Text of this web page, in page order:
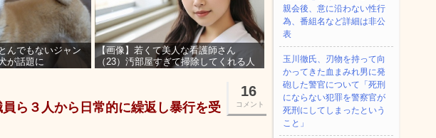
んでもないジャン
が話題に
【画像】若くて美人な看護師さん
（23）汚部屋すぎて掃除してくれる人
16
コメント
ら３人から日常的に繰返し暴行を受
親会後、意に沿わない性行
為、番組名など詳細は非公
表
玉川徹氏、刃物を持って向
かってきた血まみれ男に発
砲した警官について「死刑
にならない犯罪を警察官が
死刑にしてしまったという
こと」